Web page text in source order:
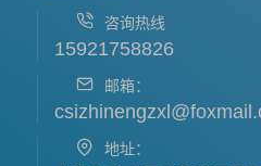
咨询热线
15921758826
邮箱：
地址：